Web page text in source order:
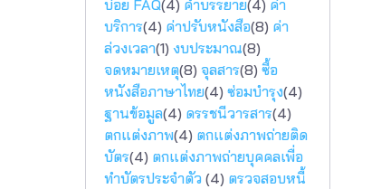
บ่อย FAQ(4) คำบรรยาย(4) ค่า
บริการ(4) ค่าปรับหนังสือ(8) ค่า
ล่วงเวลา(1) งบประมาณ(8)
จดหมายเหตุ(8) จุลสาร(8) ซื้อ
หนังสือภาษาไทย(4) ซ่อมบำรุง(4)
ฐานข้อมูล(4) ดรรชนีวารสาร(4)
ตกแต่งภาพ(4) ตกแต่งภาพถ่ายติด
บัตร(4) ตกแต่งภาพถ่ายบุคคลเพื่อ
ทำบัตรประจำตัว (4) ตรวจสอบหนี้